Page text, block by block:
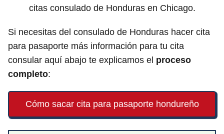
citas consulado de Honduras en Chicago.
Si necesitas del consulado de Honduras hacer cita
para pasaporte más información para tu cita
consular aquí abajo te explicamos el proceso
completo:
Cómo sacar cita para pasaporte hondureño